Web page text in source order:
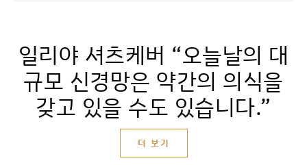
일리야 셔츠케버 “오늘날의 대
규모 신경망은 약간의 의식을
갖고 있을 수도 있습니다.”
더 보기